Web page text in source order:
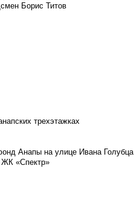
Борис Титов
трехэтажках
Анапы на улице Ивана Голубца
ЖК «Спектр»